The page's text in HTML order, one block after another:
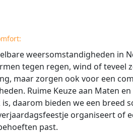
weersomstandigheden in
tegen regen, wind of teveel
maar zorgen ook voor een
Ruime Keuze aan Maten
daarom bieden we een breed
organiseert of
past.